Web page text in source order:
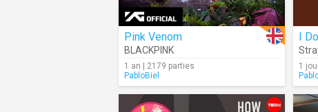
Pink Venom
BLACKPINK
1 an | 2179 parties
PabloBiel
I
1